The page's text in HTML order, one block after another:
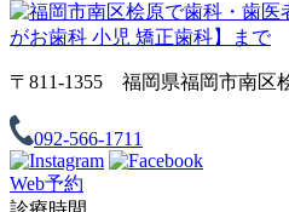
〒811-1355 福岡県福岡市南区
092-566-1711
Web予約